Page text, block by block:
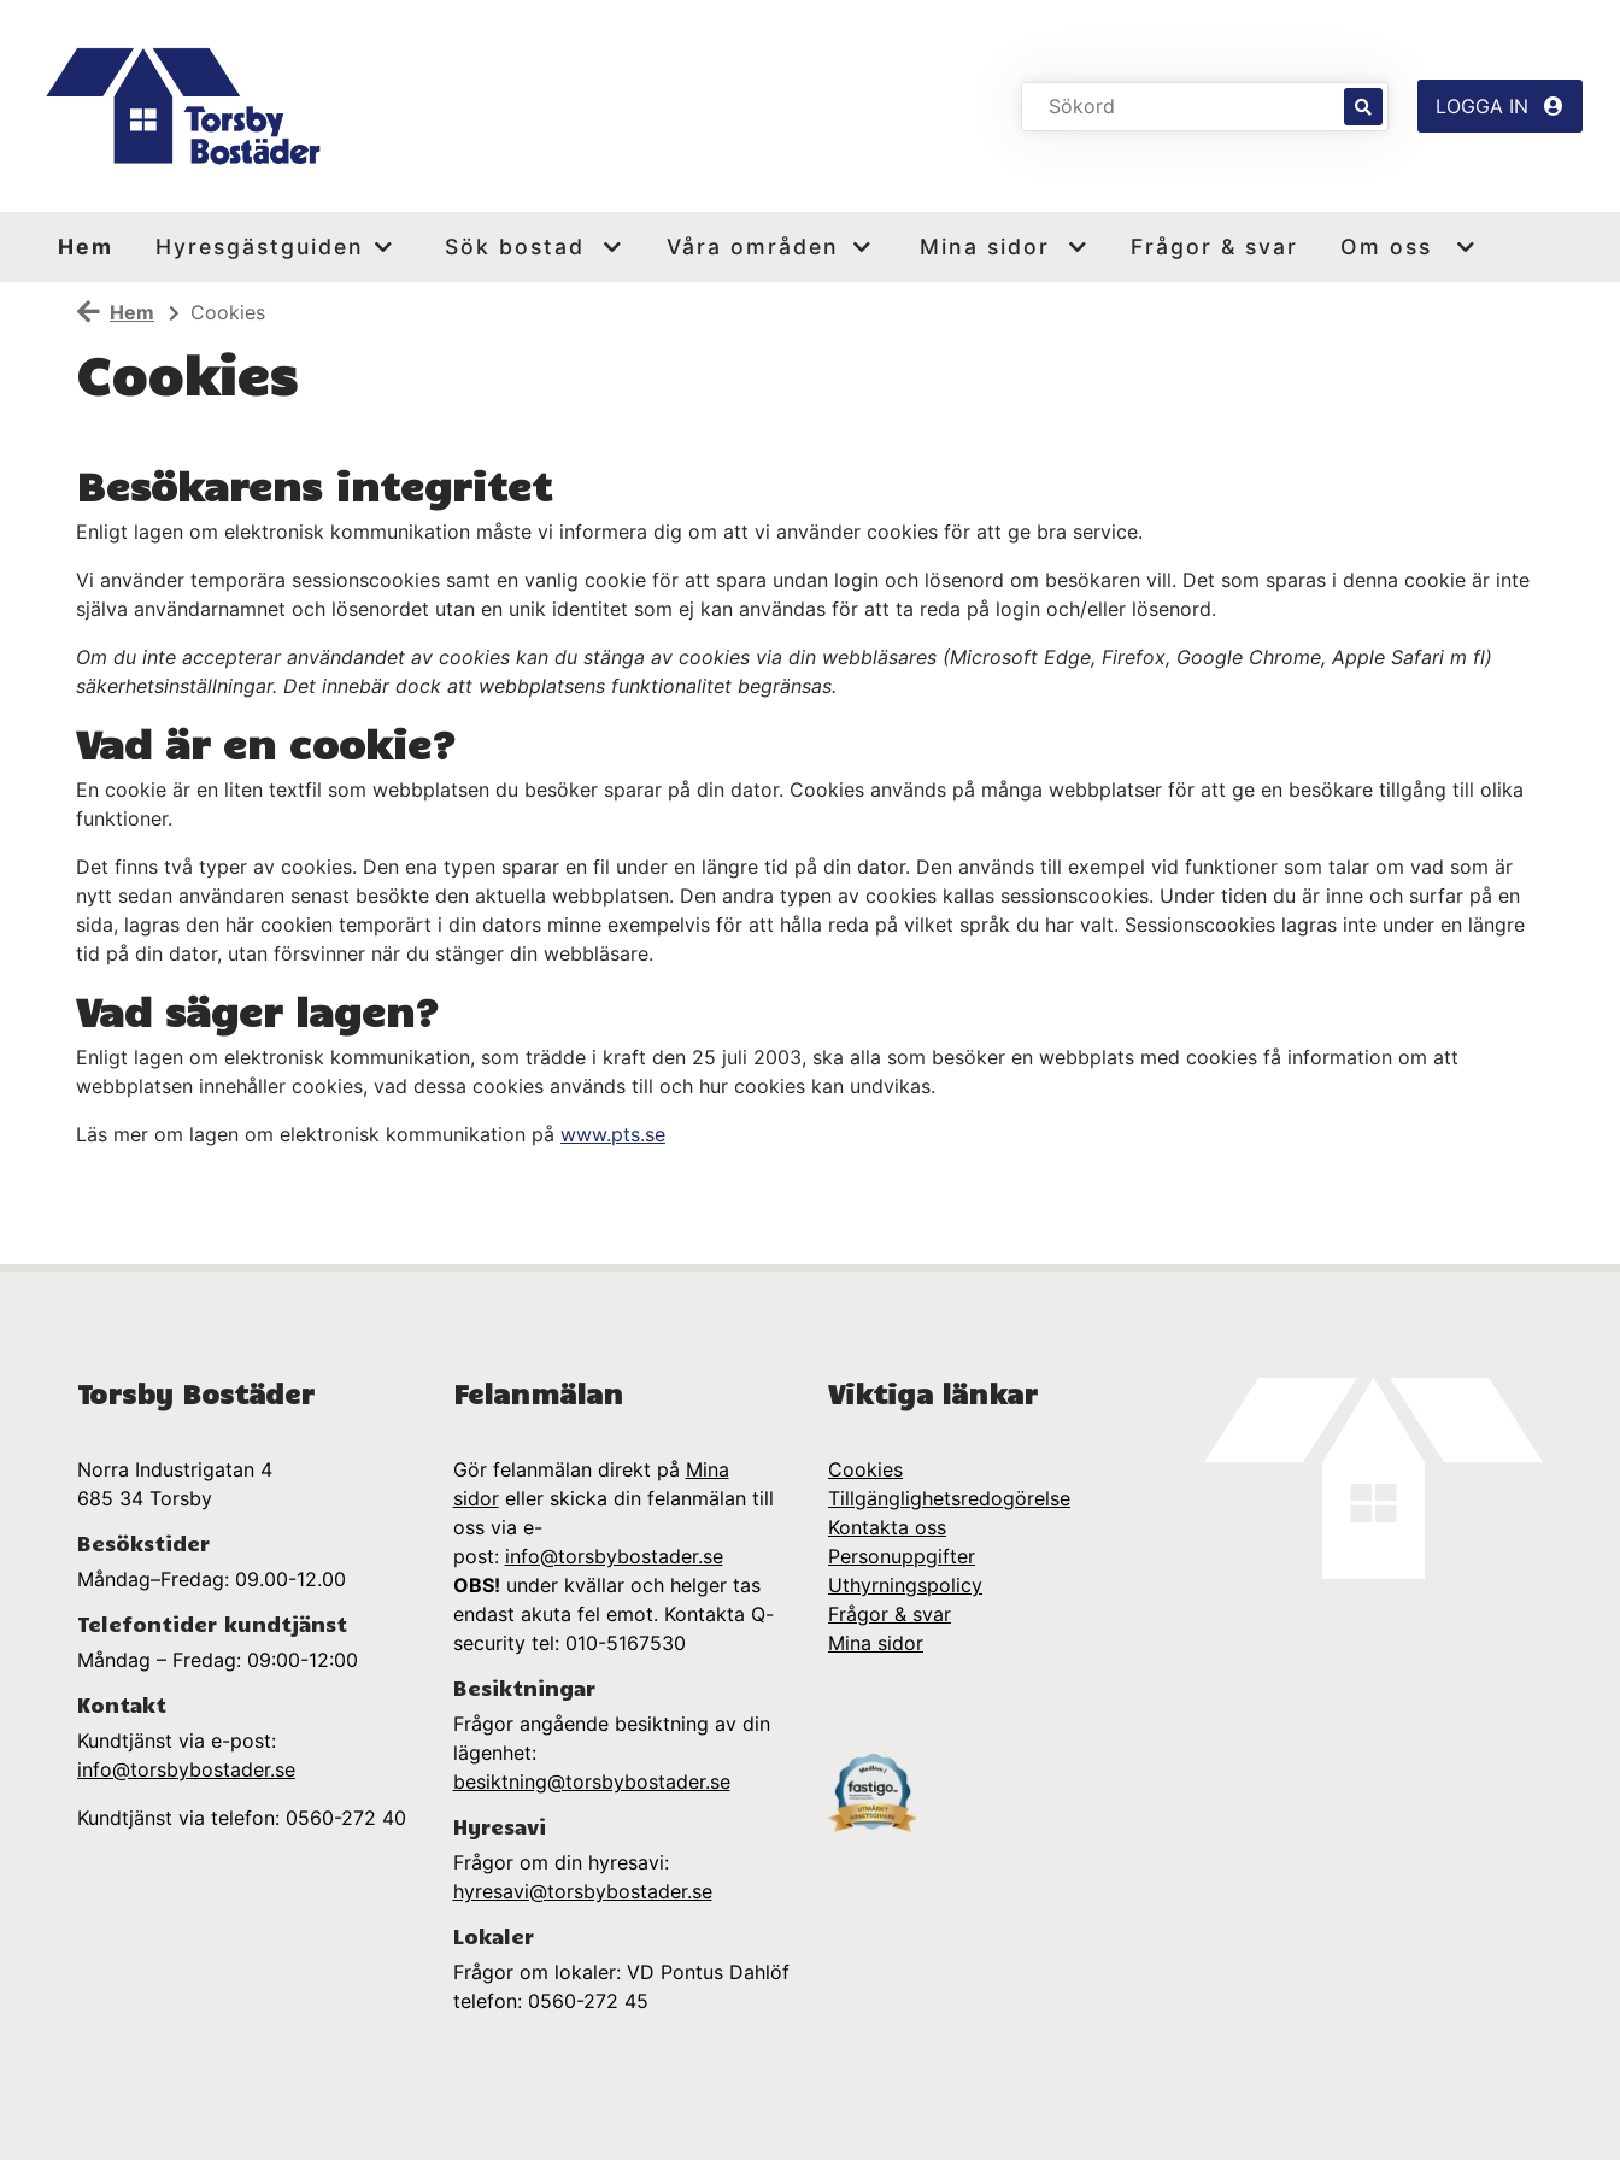
LOGGA IN
Hem Hyresgästguiden Sök bostad Våra områden Mina sidor Frågor & svar Om oss
Hem Cookies
Cookies
Besökarens integritet
Enligt lagen om elektronisk kommunikation måste vi informera dig om att vi använder cookies för att ge bra service.
Vi använder temporära sessionscookies samt en vanlig cookie för att spara undan login och lösenord om besökaren vill. Det som sparas i denna cookie är inte
själva användarnamnet och lösenordet utan en unik identitet som ej kan användas för att ta reda på login och/eller lösenord.
Om du inte accepterar användandet av cookies kan du stänga av cookies via din webbläsares (Microsoft Edge, Firefox, Google Chrome, Apple Safari m fl)
säkerhetsinställningar. Det innebär dock att webbplatsens funktionalitet begränsas.
Vad är en cookie?
En cookie är en liten textfil som webbplatsen du besöker sparar på din dator. Cookies används på många webbplatser för att ge en besökare tillgång till olika
funktioner.
Det finns två typer av cookies. Den ena typen sparar en fil under en längre tid på din dator. Den används till exempel vid funktioner som talar om vad som är
nytt sedan användaren senast besökte den aktuella webbplatsen. Den andra typen av cookies kallas sessionscookies. Under tiden du är inne och surfar på en
sida, lagras den här cookien temporärt i din dators minne exempelvis för att hålla reda på vilket språk du har valt. Sessionscookies lagras inte under en längre
tid på din dator, utan försvinner när du stänger din webbläsare.
Vad säger lagen?
Enligt lagen om elektronisk kommunikation, som trädde i kraft den 25 juli 2003, ska alla som besöker en webbplats med cookies få information om att
webbplatsen innehåller cookies, vad dessa cookies används till och hur cookies kan undvikas.
Läs mer om lagen om elektronisk kommunikation på www.pts.se
Torsby Bostäder
Norra Industrigatan 4
685 34 Torsby
Besökstider
Måndag–Fredag: 09.00-12.00
Telefontider kundtjänst
Måndag – Fredag: 09:00-12:00
Kontakt
Kundtjänst via e-post:
info@torsbybostader.se
Kundtjänst via telefon: 0560-272 40
Felanmälan
Gör felanmälan direkt på Mina
sidoreller skicka din felanmälan till
oss via e-
post: info@torsbybostader.se
OBS! under kvällar och helger tas
endast akuta fel emot. Kontakta Q-
security tel: 010-5167530
Besiktningar
Frågor angående besiktning av din
lägenhet:
besiktning@torsbybostader.se
Hyresavi
Frågor om din hyresavi:
hyresavi@torsbybostader.se
Lokaler
Frågor om lokaler: VD Pontus Dahlöf
telefon: 0560-272 45
Viktiga länkar
Cookies
Tillgänglighetsredogörelse
Kontakta oss
Personuppgifter
Uthyrningspolicy
Frågor & svar
Mina sidor